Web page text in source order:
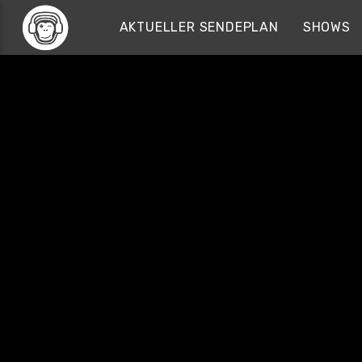
AKTUELLER SENDEPLAN SHOWS